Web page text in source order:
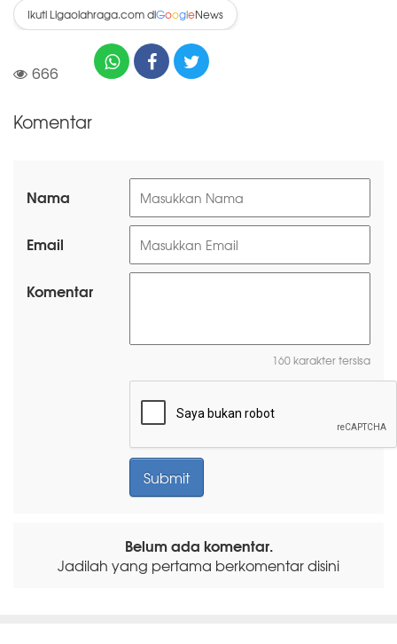
Ikuti Ligaolahraga.com diGoogleNews
666
Komentar
Nama
Email
Komentar
160 karakter tersisa
Belum ada komentar.
Jadilah yang pertama berkomentar disini